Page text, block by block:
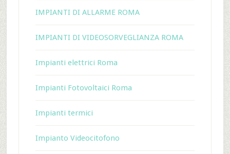
IMPIANTI DI ALLARME ROMA
IMPIANTI DI VIDEOSORVEGLIANZA ROMA
Impianti elettrici Roma
Impianti Fotovoltaici Roma
Impianti termici
Impianto Videocitofono